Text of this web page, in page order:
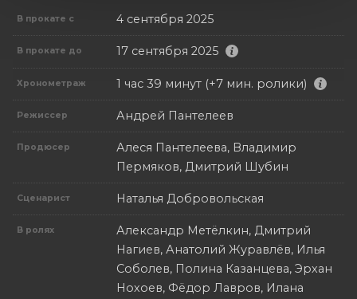
В прокате с 4 сентября 2025
В прокате до 17 сентября 2025
Хронометраж 1 час 39 минут (+7 мин. ролики)
Режиссер Андрей Пантелеев
Продюсер
Алеся Пантелеева, Владимир
Пермяков, Дмитрий Шубин
Сценарист Наталья Добровольская
В ролях
Александр Метёлкин, Дмитрий
Нагиев, Анатолий Журавлёв, Илья
Соболев, Полина Казанцева, Эрхан
Нохоев, Фёдор Лавров, Илана